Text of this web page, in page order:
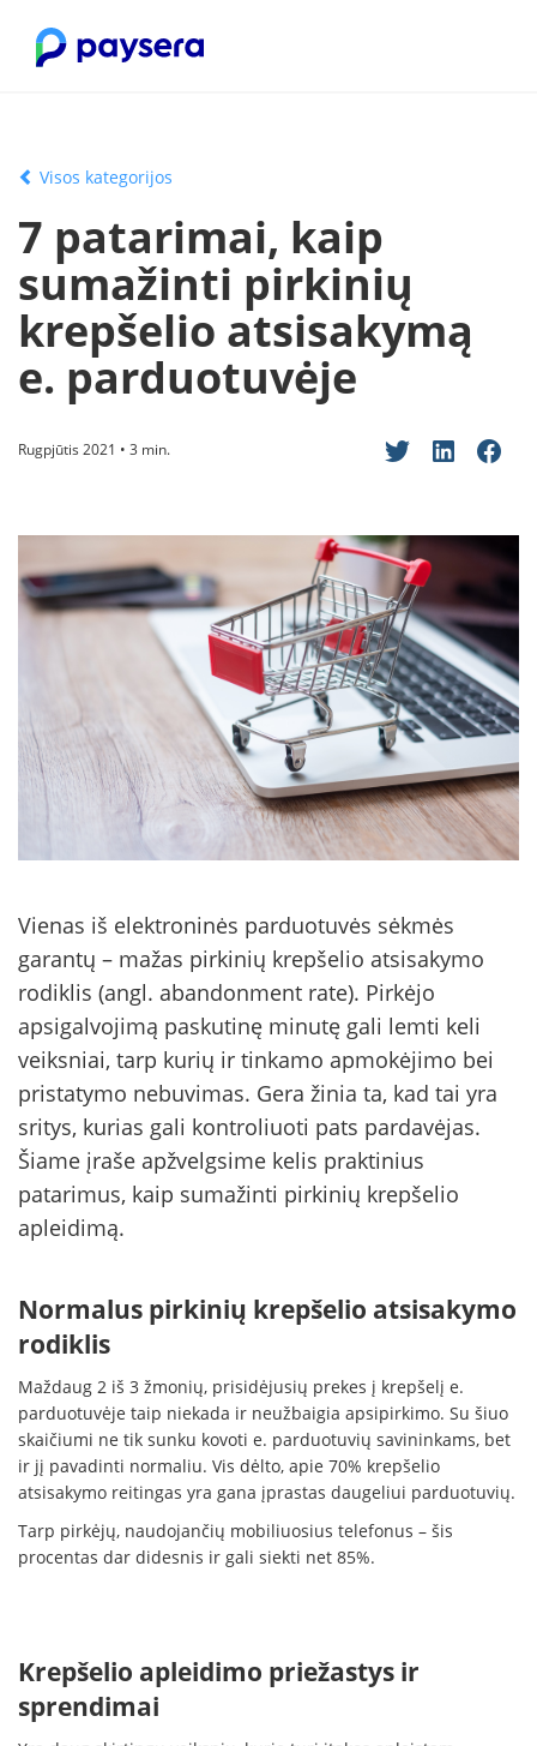
Visos kategorijos
7 patarimai, kaip
sumažinti pirkinių
krepšelio atsisakymą
e. parduotuvėje
Rugpjūtis 2021 • 3 min.
Vienas iš elektroninės parduotuvės sėkmės
garantų – mažas pirkinių krepšelio atsisakymo
rodiklis (angl. abandonment rate). Pirkėjo
apsigalvojimą paskutinę minutę gali lemti keli
veiksniai, tarp kurių ir tinkamo apmokėjimo bei
pristatymo nebuvimas. Gera žinia ta, kad tai yra
sritys, kurias gali kontroliuoti pats pardavėjas.
Šiame įraše apžvelgsime kelis praktinius
patarimus, kaip sumažinti pirkinių krepšelio
apleidimą.
Normalus pirkinių krepšelio atsisakymo
rodiklis
Maždaug 2 iš 3 žmonių, prisidėjusių prekes į krepšelį e.
parduotuvėje taip niekada ir neužbaigia apsipirkimo. Su šiuo
skaičiumi ne tik sunku kovoti e. parduotuvių savininkams, bet
ir jį pavadinti normaliu. Vis dėlto, apie 70% krepšelio
atsisakymo reitingas yra gana įprastas daugeliui parduotuvių.
Tarp pirkėjų, naudojančių mobiliuosius telefonus – šis
procentas dar didesnis ir gali siekti net 85%.
Krepšelio apleidimo priežastys ir
sprendimai